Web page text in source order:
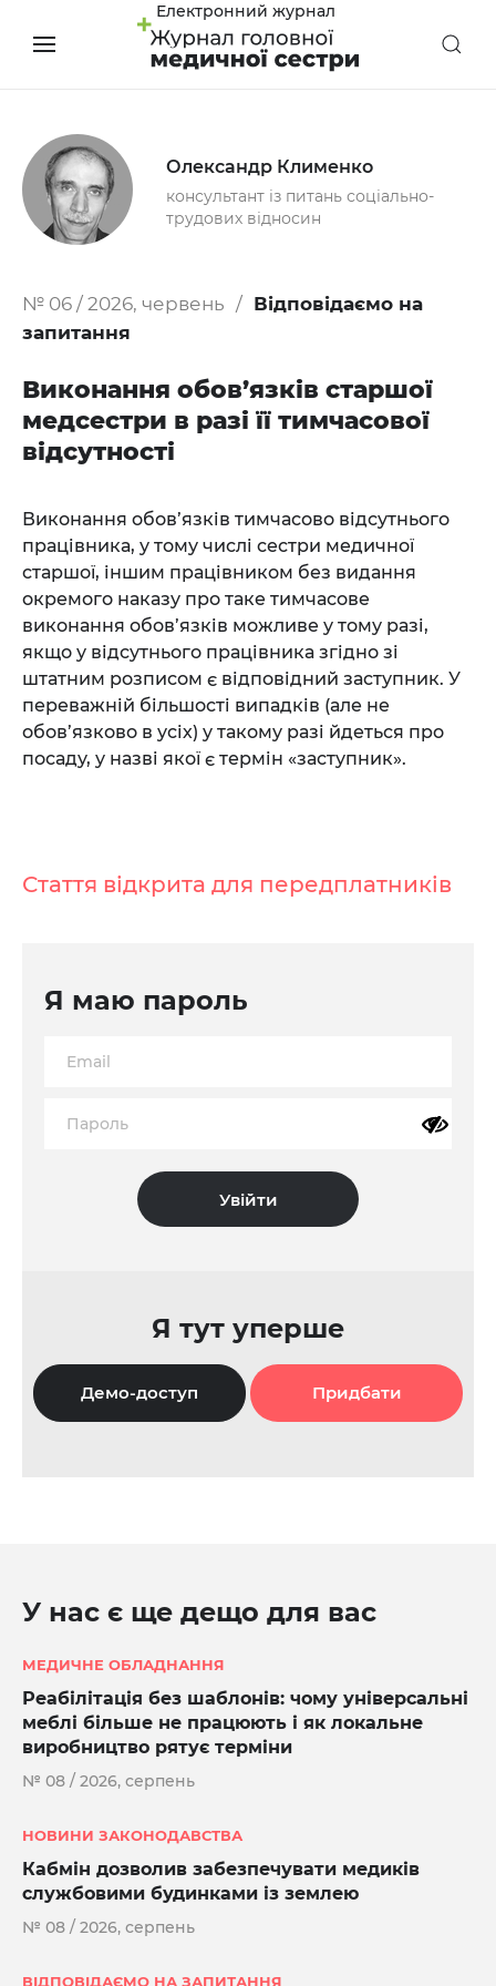
Електронний журнал
Олександр Клименко
консультант із питань соціально-
трудових відносин
№ 06 / 2026, червень
Відповідаємо на
запитання
Виконання обов’язків старшої
медсестри в разі її тимчасової
відсутності
Виконання обов’язків тимчасово відсутнього
працівника, у тому числі сестри медичної
старшої, іншим працівником без видання
окремого наказу про таке тимчасове
виконання обов’язків можливе у тому разі,
якщо у відсутнього працівника згідно зі
штатним розписом є відповідний заступник. У
переважній більшості випадків (але не
обов’язково в усіх) у такому разі йдеться про
посаду, у назві якої є термін «заступник».
Стаття відкрита для передплатників
Я маю пароль
Я тут уперше
Демо-доступ Придбати
У нас є ще дещо для вас
МЕДИЧНЕ ОБЛАДНАННЯ
Реабілітація без шаблонів: чому універсальні
меблі більше не працюють і як локальне
виробництво рятує терміни
№ 08 / 2026, серпень
НОВИНИ ЗАКОНОДАВСТВА
Кабмін дозволив забезпечувати медиків
службовими будинками із землею
№ 08 / 2026, серпень
ВІДПОВІДАЄМО НА ЗАПИТАННЯ